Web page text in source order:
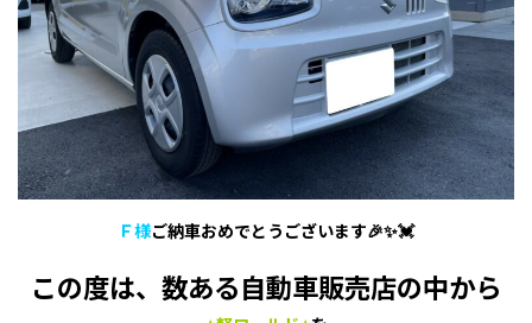
Ｆ様ご納車おめでとうございます🎉✨💓
この度は、数ある自動車販売店の中から